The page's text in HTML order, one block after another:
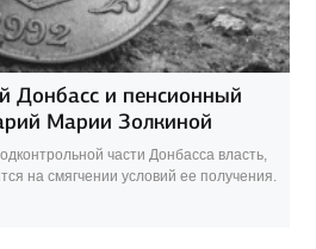
Донбасс и пенсионный
Марии Золкиной
части Донбасса власть,
на смягчении условий ее получения.